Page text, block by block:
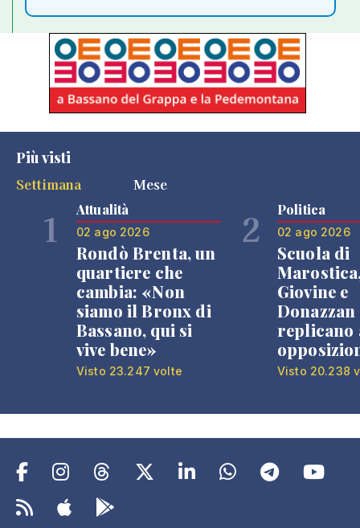
Più visti
Settimana
Mese
1 Attualità
02 ago 2026
Rondò Brenta, un
quartiere che
cambia: «Non
siamo il Bronx di
Bassano, qui si
vive bene»
Visto 23.247 volte
2 Politica
02 ago 2026
Scuola di
Giovine e
Donazzan
replicano
Visto 20.238